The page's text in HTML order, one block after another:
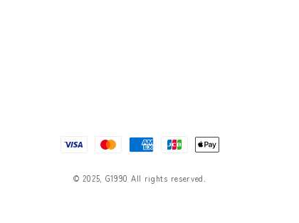
決
© 2025, G1990 All rights reserved.